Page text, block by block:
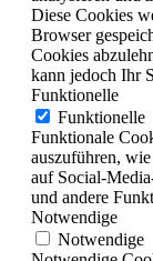
Diese Cookies
Browser
Cookies
kann jedoch Ihr
Funktionelle
Funktionelle
Funktionale
auszuführen,
auf Social-
und andere
Notwendige
Notwendige